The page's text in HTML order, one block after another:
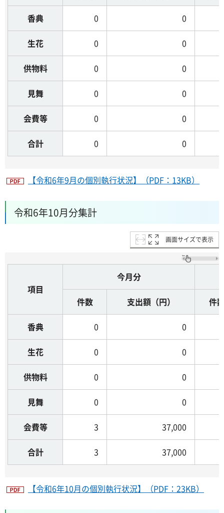
香典 0 0
生花 0 0
供物料 0 0
見舞 0 0
会費等 0 0
合計 0 0
【令和6年9月の個別執行状況】（PDF：13KB）
令和6年10月分集計
画面サイズで表示
項目
今月分
件数 支出額（円） 件
香典 0 0
生花 0 0
供物料 0 0
見舞 0 0
会費等 3 37,000
合計 3 37,000
【令和6年10月の個別執行状況】（PDF：23KB）